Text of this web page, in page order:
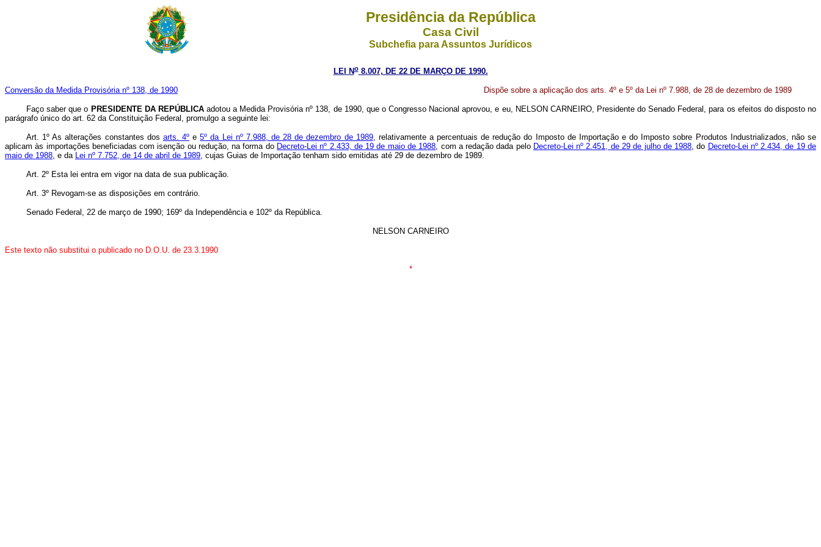
Presidência da República
Casa Civil
Subchefia para Assuntos Jurídicos
LEI No8.007, DE 22 DE MARÇO DE 1990.
Conversão da Medida Provisória nº 138, de 1990 Dispõe sobre a aplicação dos arts. 4º e 5º da Lei nº 7.988, de 28 de dezembro de 1989
Faço saber que o PRESIDENTE DA REPÚBLICAadotou a Medida Provisória nº 138, de 1990, que o Congresso Nacional aprovou, e eu, NELSON CARNEIRO, Presidente do Senado Federal, para os efeitos do disposto no
parágrafo único do art. 62 da Constituição Federal, promulgo a seguinte lei:
Art. 1º As alterações constantes dos arts. 4ºe5º da Lei nº 7.988, de 28 de dezembro de 1989, relativamente a percentuais de redução do Imposto de Importação e do Imposto sobre Produtos Industrializados, não se
aplicam às importações beneficiadas com isenção ou redução, na forma do Decreto-Lei nº 2.433, de 19 de maio de 1988, com a redação dada pelo Decreto-Lei nº 2.451, de 29 de julho de 1988, do Decreto-Lei nº 2.434, de 19 de
maio de 1988, e da Lei nº 7.752, de 14 de abril de 1989, cujas Guias de Importação tenham sido emitidas até 29 de dezembro de 1989.
Art. 2º Esta lei entra em vigor na data de sua publicação.
Art. 3º Revogam-se as disposições em contrário.
Senado Federal, 22 de março de 1990; 169º da Independência e 102º da República.
NELSON CARNEIRO
Este texto não substitui o publicado no D.O.U. de 23.3.1990
*